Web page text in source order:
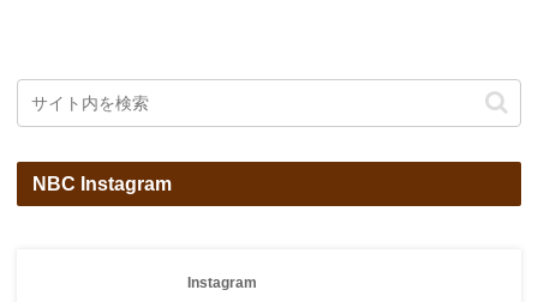
NBC Instagram
Instagram